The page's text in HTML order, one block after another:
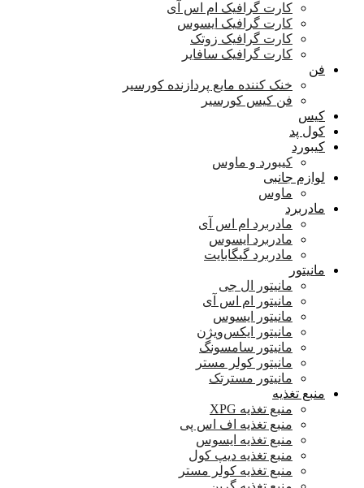
کارت گرافیک ام اس آی
کارت گرافیک ایسوس
کارت گرافیک زوتک
کارت گرافیک سافایر
فن
خنک کننده مایع پردازنده کورسیر
فن کیس کورسیر
کیس
کول پد
کیبورد
کیبورد و ماوس
لوازم جانبی
ماوس
مادربرد
مادربرد ام اس آی
مادربرد ایسوس
مادربرد گیگابایت
مانیتور
مانیتور ال جی
مانیتور ام اس آی
مانیتور ایسوس
مانیتور ایکس‌ویژن
مانیتور سامسونگ
مانیتور کولر مستر
مانیتور مسترتک
منبع تغذیه
منبع تغذیه XPG
منبع تغذیه اف اس پی
منبع تغذیه ایسوس
منبع تغذیه دیپ کول
منبع تغذیه کولر مستر